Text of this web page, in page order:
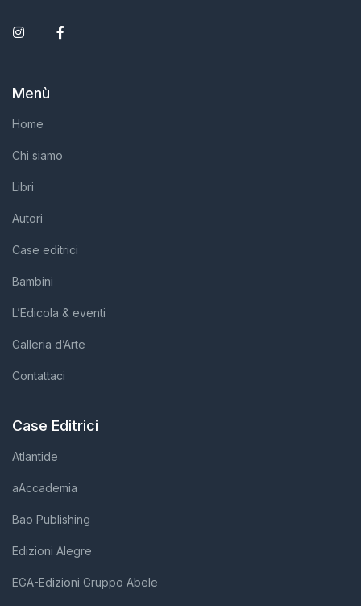
Instagram
Menù
Home
Chi siamo
Libri
Autori
Case editrici
Bambini
L’Edicola & eventi
Galleria d’Arte
Contattaci
Case Editrici
Atlantide
aAccademia
Bao Publishing
Edizioni Alegre
EGA-Edizioni Gruppo Abele